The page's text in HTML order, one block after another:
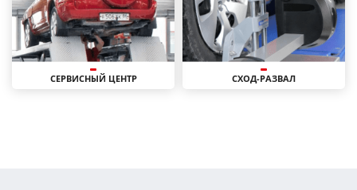
СЕРВИСНЫЙ ЦЕНТР СХОД-РАЗВАЛ